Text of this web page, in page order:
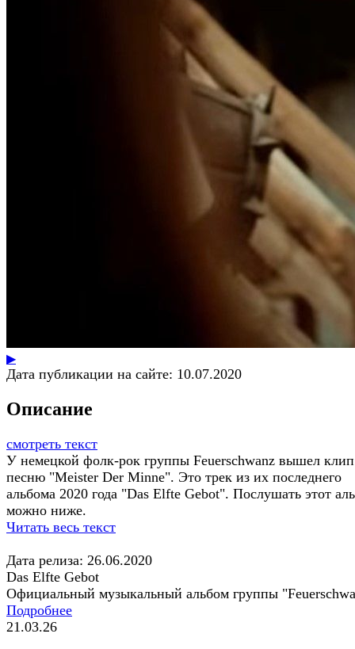
▶
Дата публикации на сайте: 10.07.2020
Описание
смотреть текст
У немецкой фолк-рок группы Feuerschwanz вышел
песню "Meister Der Minne". Это трек из их последнего
альбома 2020 года "Das Elfte Gebot". Послушать этот
можно ниже.
Читать весь текст
Дата релиза: 26.06.2020
Das Elfte Gebot
Официальный музыкальный альбом группы
Подробнее
21.03.26